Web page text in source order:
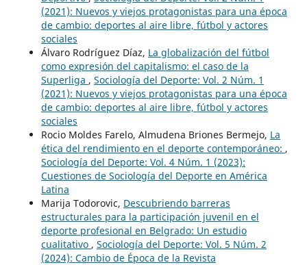
(2021): Nuevos y viejos protagonistas para una época
de cambio: deportes al aire libre, fútbol y actores
sociales
Álvaro Rodríguez Díaz, La globalización del fútbol
como expresión del capitalismo: el caso de la
Superliga , Sociología del Deporte: Vol. 2 Núm. 1
(2021): Nuevos y viejos protagonistas para una época
de cambio: deportes al aire libre, fútbol y actores
sociales
Rocio Moldes Farelo, Almudena Briones Bermejo, La
ética del rendimiento en el deporte contemporáneo: ,
Sociología del Deporte: Vol. 4 Núm. 1 (2023):
Cuestiones de Sociología del Deporte en América
Latina
Marija Todorovic, Descubriendo barreras
estructurales para la participación juvenil en el
deporte profesional en Belgrado: Un estudio
cualitativo , Sociología del Deporte: Vol. 5 Núm. 2
(2024): Cambio de Época de la Revista